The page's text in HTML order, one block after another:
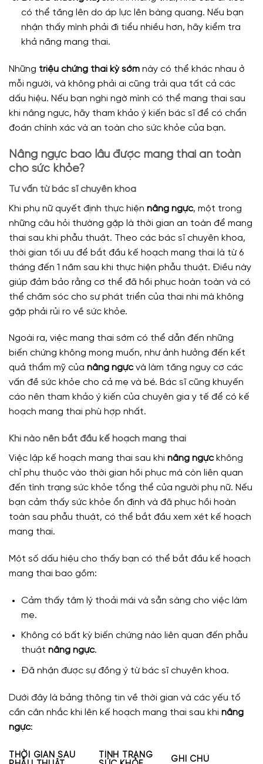
có thể tăng lên do áp lực lên bàng quang. Nếu bạn
nhận thấy mình phải đi tiểu nhiều hơn, hãy kiểm tra
khả năng mang thai.
Những triệu chứng thai kỳ sớm này có thể khác nhau ở
mỗi người, và không phải ai cũng trải qua tất cả các
dấu hiệu. Nếu bạn nghi ngờ mình có thể mang thai sau
khi nâng ngực, hãy tham khảo ý kiến bác sĩ để có chẩn
đoán chính xác và an toàn cho sức khỏe của bạn.
Nâng ngực bao lâu được mang thai an toàn
cho sức khỏe?
Tư vấn từ bác sĩ chuyên khoa
Khi phụ nữ quyết định thực hiện nâng ngực, một trong
những câu hỏi thường gặp là thời gian an toàn để mang
thai sau khi phẫu thuật. Theo các bác sĩ chuyên khoa,
thời gian tối ưu để bắt đầu kế hoạch mang thai là từ 6
tháng đến 1 năm sau khi thực hiện phẫu thuật. Điều này
giúp đảm bảo rằng cơ thể đã hồi phục hoàn toàn và có
thể chăm sóc cho sự phát triển của thai nhi mà không
gặp phải rủi ro về sức khỏe.
Ngoài ra, việc mang thai sớm có thể dẫn đến những
biến chứng không mong muốn, như ảnh hưởng đến kết
quả thẩm mỹ của nâng ngựcvà làm tăng nguy cơ các
vấn đề sức khỏe cho cả mẹ và bé. Bác sĩ cũng khuyến
cáo nên tham khảo ý kiến của chuyên gia y tế để có kế
hoạch mang thai phù hợp nhất.
Khi nào nên bắt đầu kế hoạch mang thai
Việc lập kế hoạch mang thai sau khi nâng ngựckhông
chỉ phụ thuộc vào thời gian hồi phục mà còn liên quan
đến tình trạng sức khỏe tổng thể của người phụ nữ. Nếu
bạn cảm thấy sức khỏe ổn định và đã phục hồi hoàn
toàn sau phẫu thuật, có thể bắt đầu xem xét kế hoạch
mang thai.
Một số dấu hiệu cho thấy bạn có thể bắt đầu kế hoạch
mang thai bao gồm:
Cảm thấy tâm lý thoải mái và sẵn sàng cho việc làm
mẹ.
Không có bất kỳ biến chứng nào liên quan đến phẫu
thuật nâng ngực.
Đã nhận được sự đồng ý từ bác sĩ chuyên khoa.
Dưới đây là bảng thông tin về thời gian và các yếu tố
cần cân nhắc khi lên kế hoạch mang thai sau khi nâng
ngực:
THỜI GIAN SAU
TÌNH TRẠNG
GHI CHÚ